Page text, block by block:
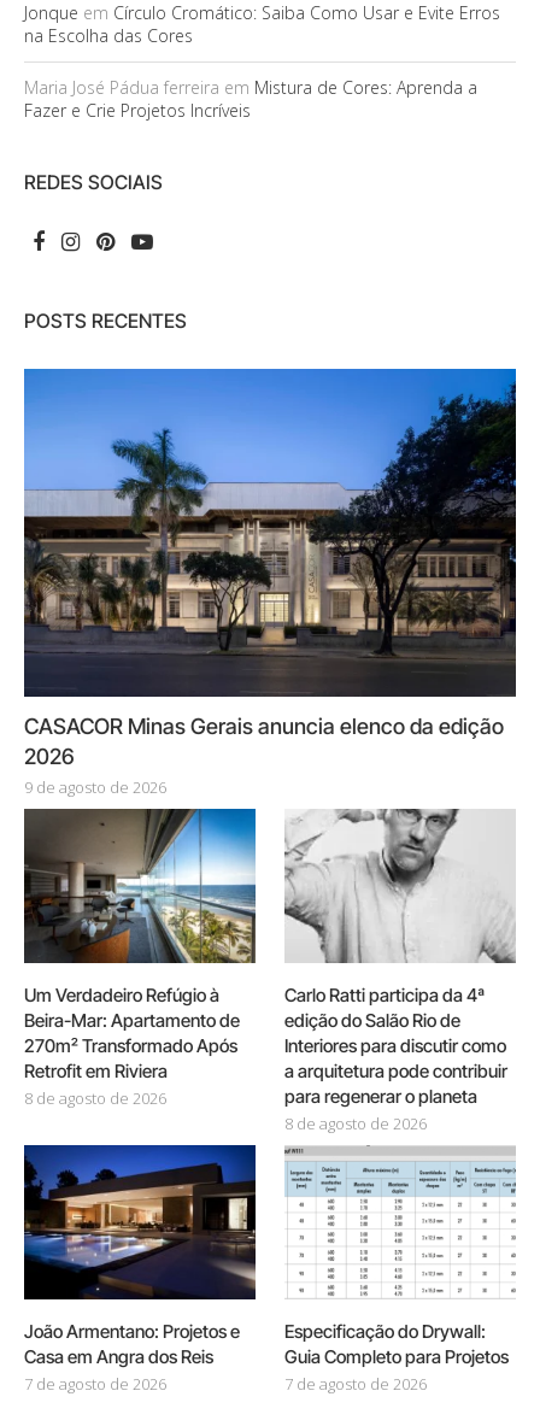
Jonque em Círculo Cromático: Saiba Como Usar e Evite Erros
na Escolha das Cores
Maria José Pádua ferreira em Mistura de Cores: Aprenda a
Fazer e Crie Projetos Incríveis
REDES SOCIAIS
POSTS RECENTES
CASACOR Minas Gerais anuncia elenco da edição
2026
9 de agosto de 2026
Um Verdadeiro Refúgio à
Beira-Mar: Apartamento de
270m² Transformado Após
Retrofit em Riviera
8 de agosto de 2026
Carlo Ratti participa da 4ª
edição do Salão Rio de
Interiores para discutir como
a arquitetura pode contribuir
para regenerar o planeta
8 de agosto de 2026
João Armentano: Projetos e
Casa em Angra dos Reis
7 de agosto de 2026
Especificação do Drywall:
Guia Completo para Projetos
7 de agosto de 2026